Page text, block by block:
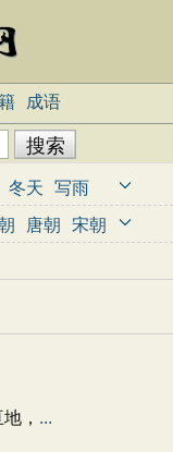
成语
冬天
写雨
柳树
月亮
写鸟
写马
送别 思乡
豪放 诗经
古诗
唐朝
宋朝
， ...